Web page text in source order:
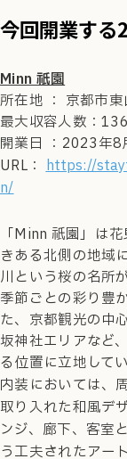
今回開業する
Minn 祇園
所在地 ： 京都市
最大収容人数：
開業日 ：2023年8
URL： https://
n/
「Minn 祇園」は
きある北側の地域
川という桜の名所
季節ごとの彩り豊
た、京都観光の中
坂神社エリアなど
る位置に立地してい
内装においては、
取り入れた和風デ
ンジ、廊下、客室
う工夫されたアー